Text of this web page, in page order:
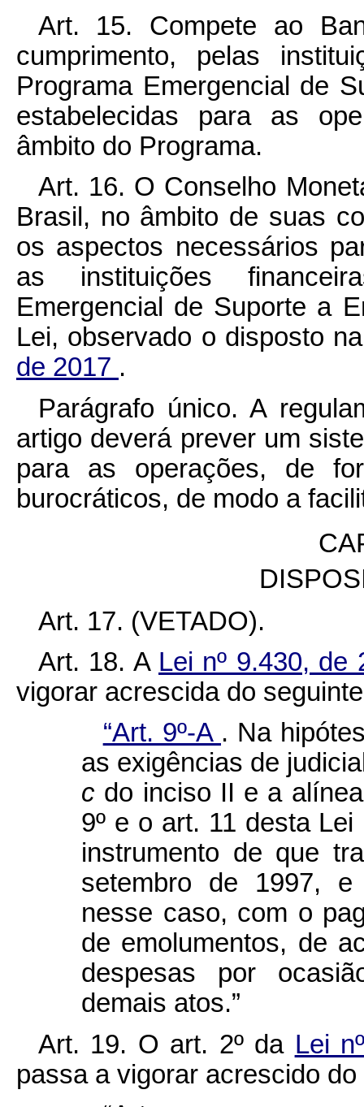
Art. 15. Compete ao
cumprimento, pelas
Programa Emergencial de
estabelecidas para as
âmbito do Programa.
Art. 16. O Conselho
Brasil, no âmbito de suas
os aspectos necessários
as instituições
Emergencial de Suporte a
Lei, observado o disposto
de 2017 .
Parágrafo único. A
artigo deverá prever um
para as operações, de
burocráticos, de modo a
Art. 17. (VETADO).
Art. 18. A Lei nº 9.430,
vigorar acrescida do
“Art. 9º-A . Na
as exigências de
c do inciso II e a
9º e o art. 11 desta
instrumento de que
setembro de 1997,
nesse caso, com o
de emolumentos, de
despesas por
demais atos.”
Art. 19. O art. 2º da Lei
passa a vigorar acrescido